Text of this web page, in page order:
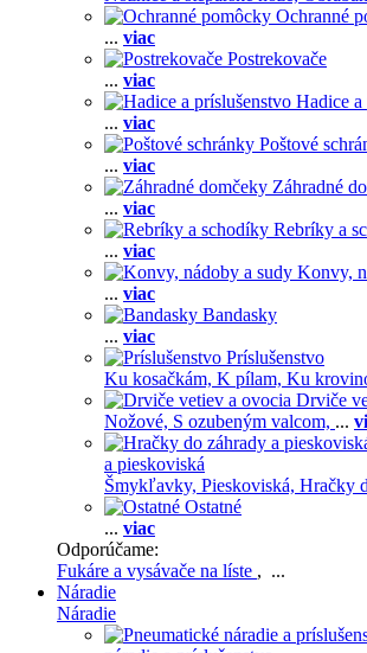
Ochranné
... viac
Postrekovače
... viac
Hadice a
... viac
Poštové
... viac
Záhradné
... viac
Rebríky a
... viac
Konvy,
... viac
Bandasky
... viac
Príslušenstvo
Ku kosačkám, K pílam, Ku
Drviče
Nožové, S ozubeným valcom, ...
a pieskoviská
Šmykľavky, Pieskoviská, Hračky
Ostatné
... viac
Odporúčame:
Fukáre a vysávače na líste , ...
Náradie
Náradie